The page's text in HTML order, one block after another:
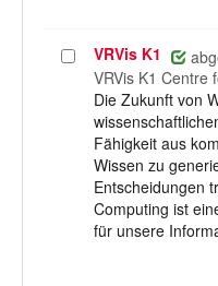
Projekt
auswählen
VRVis K1
VRVis K1 Centre
Die Zukunft von
Fähigkeit aus
Wissen zu
Entscheidungen
Computing ist
für unsere